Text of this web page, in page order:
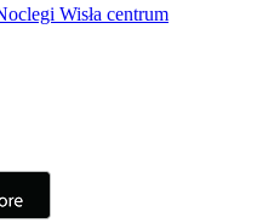
Wisła centrum